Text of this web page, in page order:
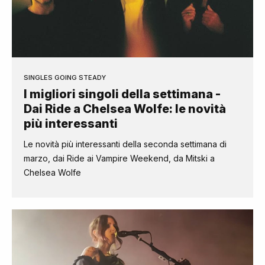
SINGLES GOING STEADY
I migliori singoli della settimana -
Dai Ride a Chelsea Wolfe: le novità
più interessanti
Le novità più interessanti della seconda settimana di
marzo, dai Ride ai Vampire Weekend, da Mitski a
Chelsea Wolfe